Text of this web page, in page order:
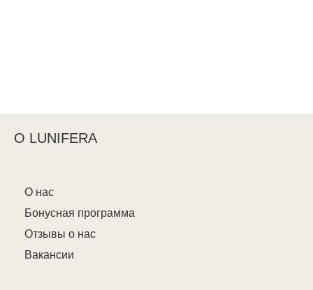
О LUNIFERA
О нас
Бонусная программа
Отзывы о нас
Вакансии